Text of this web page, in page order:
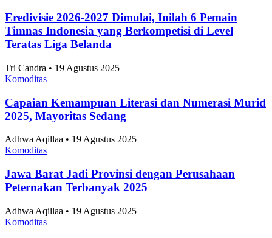
Eredivisie 2026-2027 Dimulai, Inilah 6 Pemain
Timnas Indonesia yang Berkompetisi di Level
Teratas Liga Belanda
Tri Candra • 19 Agustus 2025
Komoditas
Capaian Kemampuan Literasi dan Numerasi Murid
2025, Mayoritas Sedang
Adhwa Aqillaa • 19 Agustus 2025
Komoditas
Jawa Barat Jadi Provinsi dengan Perusahaan
Peternakan Terbanyak 2025
Adhwa Aqillaa • 19 Agustus 2025
Komoditas